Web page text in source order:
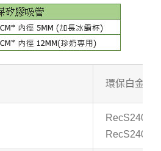
環保白金矽